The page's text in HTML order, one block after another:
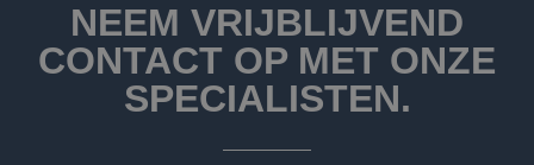
NEEM VRIJBLIJVEND
CONTACT OP MET ONZE
SPECIALISTEN.